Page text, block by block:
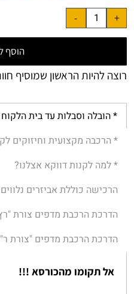
הוסף
רוצה להיות הראשון שמוסיף
* הובלה וסבלות עד בית הלקוח
* הרכבה מקצועית וחיזוקים
* למה לקנות דווקא אצלנו?
הרכישה כוללת אביזרים נלווים
הדרכת הרכבת מדפים צורת
הדרכת הרכבת מדפים "צורת ר"
אל תקומו מהכורסא !!!